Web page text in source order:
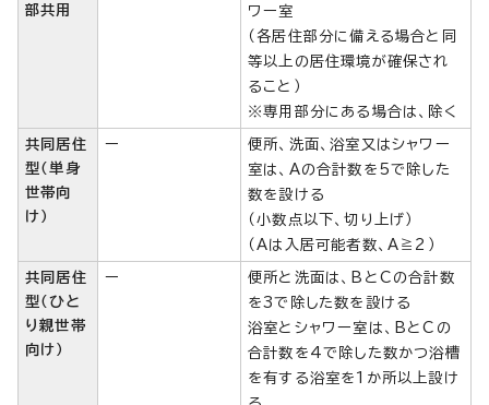
部共用
ワー室
（各居住部分に備える場合と同
等以上の居住環境が確保され
ること）
※専用部分にある場合は、除く
共同居住
型（単身
世帯向
け）
ー
便所、洗面、浴室又はシャワー
室は、Aの合計数を5で除した
数を設ける
（小数点以下、切り上げ）
（Aは入居可能者数、A≧2）
共同居住
型（ひと
り親世帯
向け）
ー
便所と洗面は、BとCの合計数
を3で除した数を設ける
浴室とシャワー室は、BとCの
合計数を4で除した数かつ浴槽
を有する浴室を1か所以上設け